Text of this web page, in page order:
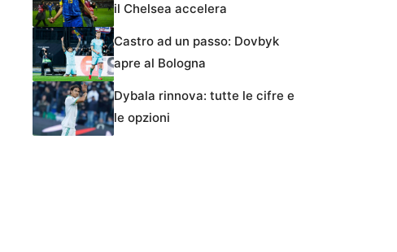
il Chelsea accelera
Castro ad un passo: Dovbyk
apre al Bologna
Dybala rinnova: tutte le cifre e
le opzioni